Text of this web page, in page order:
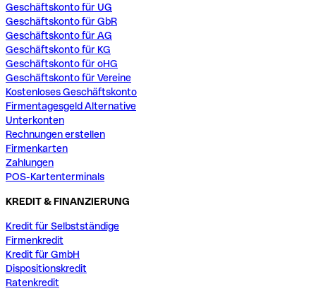
Geschäftskonto für UG
Geschäftskonto für GbR
Geschäftskonto für AG
Geschäftskonto für KG
Geschäftskonto für oHG
Geschäftskonto für Vereine
Kostenloses Geschäftskonto
Firmentagesgeld Alternative
Unterkonten
Rechnungen erstellen
Firmenkarten
Zahlungen
POS-Kartenterminals
KREDIT & FINANZIERUNG
Kredit für Selbstständige
Firmenkredit
Kredit für GmbH
Dispositionskredit
Ratenkredit